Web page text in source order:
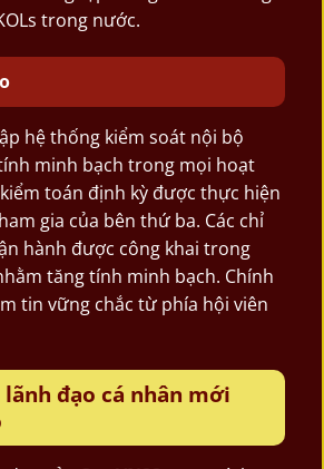
trong nước.
hệ thống kiểm soát nội bộ
minh bạch trong mọi hoạt
toán định kỳ được thực hiện
gia của bên thứ ba. Các chỉ
hành được công khai trong
tăng tính minh bạch. Chính
tin vững chắc từ phía hội viên
lãnh đạo cá nhân mới